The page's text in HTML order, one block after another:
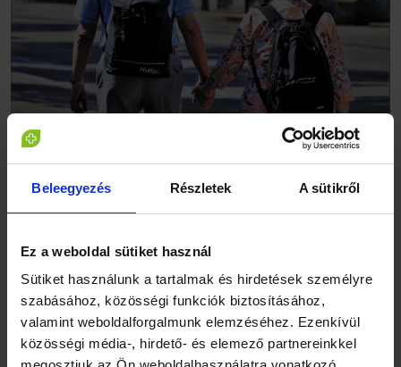
Beleegyezés Részletek A sütikről
Ez a weboldal sütiket használ
Sütiket használunk a tartalmak és hirdetések személyre
szabásához, közösségi funkciók biztosításához,
valamint weboldalforgalmunk elemzéséhez. Ezenkívül
közösségi média-, hirdető- és elemező partnereinkkel
kutatója, Emma Nichols hangsúlyozta, hogy a legfőbb cél a
megelőzően, hogy ezek az állapotok demenciához
vezetnének. Hozzátette, hogy már a kis előrelépések is sokat
jelenthetnek hosszú távon.
Mindez helyi szinten olyan alacsony költségű programokat
jelent, mint az egészségesebb étkezés, a több testmozgás, a